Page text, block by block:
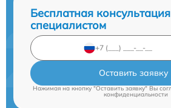
Бесплатная
специалистом
Оставить заявку
Нажимая на кнопку "Оставить заявку" Вы
конфиденциальности